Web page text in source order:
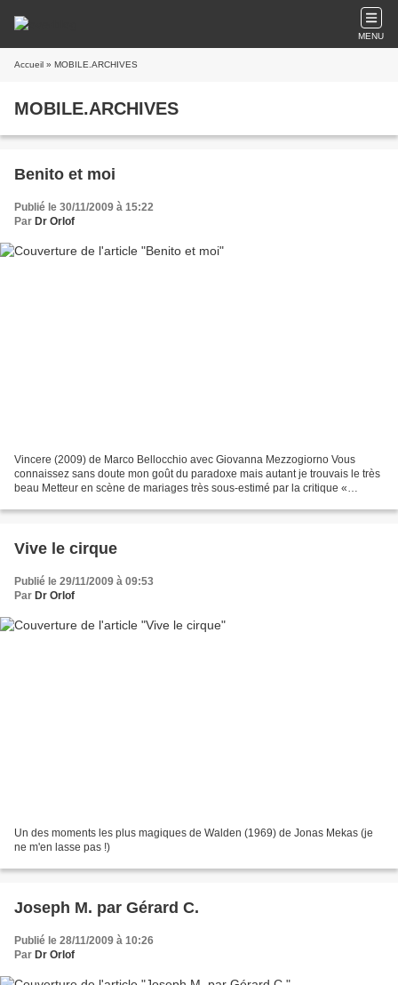
MENU
Accueil » MOBILE.ARCHIVES
MOBILE.ARCHIVES
Benito et moi
Publié le 30/11/2009 à 15:22
Par Dr Orlof
Vincere (2009) de Marco Bellocchio avec Giovanna Mezzogiorno Vous
connaissez sans doute mon goût du paradoxe mais autant je trouvais le très
beau Metteur en scène de mariages très sous-estimé par la critique «
Vive le cirque
Publié le 29/11/2009 à 09:53
Par Dr Orlof
Un des moments les plus magiques de Walden (1969) de Jonas Mekas (je
ne m'en lasse pas !)
Joseph M. par Gérard C.
Publié le 28/11/2009 à 10:26
Par Dr Orlof